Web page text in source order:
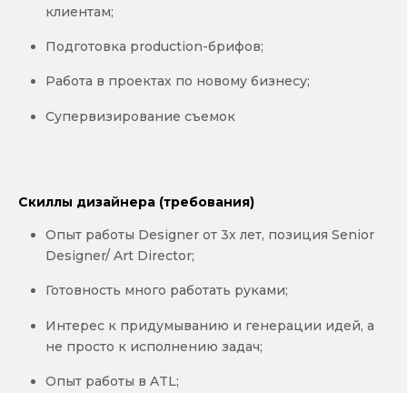
клиентам;
Подготовка production-брифов;
Работа в проектах по новому бизнесу;
Супервизирование съемок
Скиллы дизайнера (требования)
Опыт работы Designer от 3х лет, позиция Senior
Designer/ Art Director;
Готовность много работать руками;
Интерес к придумыванию и генерации идей, а
не просто к исполнению задач;
Опыт работы в ATL;